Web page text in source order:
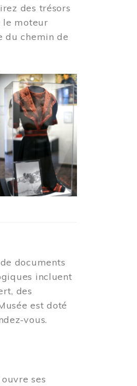
des trésors
le moteur
du chemin de
documents
incluent
des
est doté
vous.
ses